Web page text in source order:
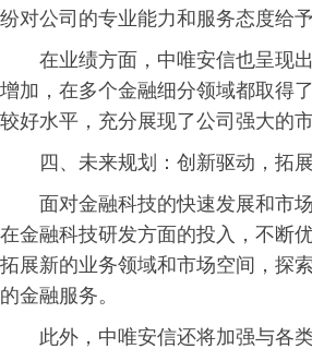
纷对公司的专业能力和服务态度给
在业绩方面，中唯安信也呈现
增加，在多个金融细分领域都取得
较好水平，充分展现了公司强大的
四、未来规划：创新驱动，拓
面对金融科技的快速发展和市
在金融科技研发方面的投入，不断
拓展新的业务领域和市场空间，探
的金融服务。
此外，中唯安信还将加强与各